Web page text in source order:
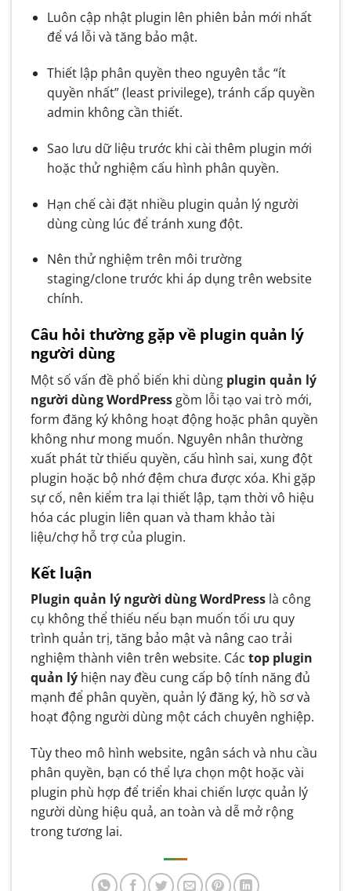
Luôn cập nhật plugin lên phiên bản mới nhất
để vá lỗi và tăng bảo mật.
Thiết lập phân quyền theo nguyên tắc “ít
quyền nhất” (least privilege), tránh cấp quyền
admin không cần thiết.
Sao lưu dữ liệu trước khi cài thêm plugin mới
hoặc thử nghiệm cấu hình phân quyền.
Hạn chế cài đặt nhiều plugin quản lý người
dùng cùng lúc để tránh xung đột.
Nên thử nghiệm trên môi trường
staging/clone trước khi áp dụng trên website
chính.
Câu hỏi thường gặp về plugin quản lý
người dùng
Một số vấn đề phổ biến khi dùng plugin quản lý
người dùng WordPress gồm lỗi tạo vai trò mới,
form đăng ký không hoạt động hoặc phân quyền
không như mong muốn. Nguyên nhân thường
xuất phát từ thiếu quyền, cấu hình sai, xung đột
plugin hoặc bộ nhớ đệm chưa được xóa. Khi gặp
sự cố, nên kiểm tra lại thiết lập, tạm thời vô hiệu
hóa các plugin liên quan và tham khảo tài
liệu/chợ hỗ trợ của plugin.
Kết luận
Plugin quản lý người dùng WordPress là công
cụ không thể thiếu nếu bạn muốn tối ưu quy
trình quản trị, tăng bảo mật và nâng cao trải
nghiệm thành viên trên website. Các top plugin
quản lý hiện nay đều cung cấp bộ tính năng đủ
mạnh để phân quyền, quản lý đăng ký, hồ sơ và
hoạt động người dùng một cách chuyên nghiệp.
Tùy theo mô hình website, ngân sách và nhu cầu
phân quyền, bạn có thể lựa chọn một hoặc vài
plugin phù hợp để triển khai chiến lược quản lý
người dùng hiệu quả, an toàn và dễ mở rộng
trong tương lai.